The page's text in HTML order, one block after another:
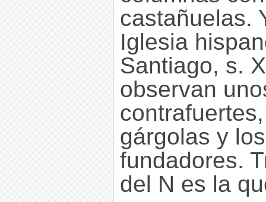
castañuelas.
Iglesia
Santiago, s.
observan
gárgolas y
fundadores.
del N es la